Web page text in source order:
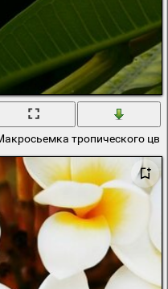
тропического